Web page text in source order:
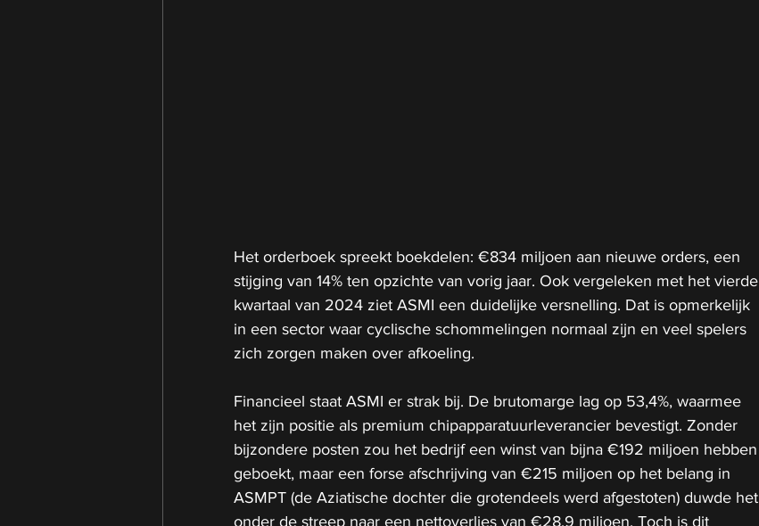
Het orderboek spreekt boekdelen: €834 miljoen aan nieuwe orders, een
stijging van 14% ten opzichte van vorig jaar. Ook vergeleken met het vierde
kwartaal van 2024 ziet ASMI een duidelijke versnelling. Dat is opmerkelijk
in een sector waar cyclische schommelingen normaal zijn en veel spelers
zich zorgen maken over afkoeling.
Financieel staat ASMI er strak bij. De brutomarge lag op 53,4%, waarmee
het zijn positie als premium chipapparatuurleverancier bevestigt. Zonder
bijzondere posten zou het bedrijf een winst van bijna €192 miljoen hebben
geboekt, maar een forse afschrijving van €215 miljoen op het belang in
ASMPT (de Aziatische dochter die grotendeels werd afgestoten) duwde het
onder de streep naar een nettoverlies van €28,9 miljoen. Toch is dit